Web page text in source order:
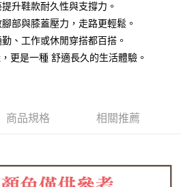
之後才付款」的支付方式。 讓您購物簡單
】
繳費通知簡訊。
，點擊此簡訊中的連結，可透過四大超商／
升鞋款耐久性與支撐力。
部與膝蓋壓力，走路更輕鬆。
、工作或休閒穿搭都百搭。
更是一種 舒適長久的生活體驗。
商品規格 相關推薦